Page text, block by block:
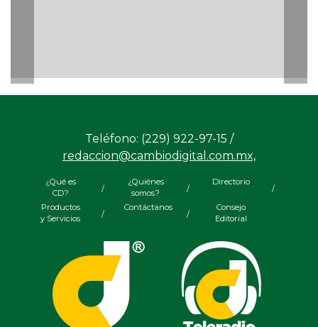
Teléfono: (229) 922-97-15 /
redaccion@cambiodigital.com.mx,
¿Qué es
CD?
/
¿Quiénes
somos?
/
Directorio
/
Productos
y Servicios
/
Contáctanos
/
Consejo
Editorial